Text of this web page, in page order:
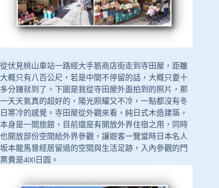
從伏見桃山車站一路經大手筋商店街走到寺田屋，距離
大概只有八百公尺，若是中間不停留的話，大概只要十
多分鐘就到了。下圖是我從寺田屋外面拍到的照片，那
一天天氣真的超好的，陽光照耀又不冷，一點都沒有冬
日寒冷的感覺。寺田屋從外觀來看，純日式木造建築，
本身是一間旅館，目前還是有開放外界住宿之用，同時
也開放部份空間給外界參觀，讓遊客一覽當時日本名人
坂本龍馬曾經居留過的空間與生活足跡，入內參觀的門
票費是400日圓。